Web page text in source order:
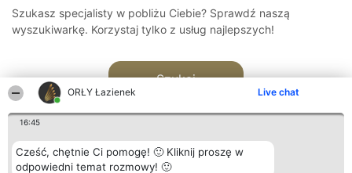
ORŁY Łazienek Live chat
16:45
Cześć, chętnie Ci pomogę! 🙂 Kliknij proszę w
odpowiedni temat rozmowy! 🙂
Szukasz specjalisty w pobliżu Ciebie? Sprawdź naszą
wyszukiwarkę. Korzystaj tylko z usług najlepszych!
Szukaj